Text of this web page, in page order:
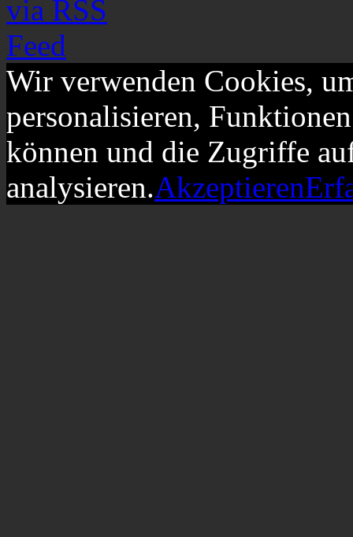
Wir verwenden Cookies,
personalisieren,
können und die Zugriffe
analysieren.Akzeptieren